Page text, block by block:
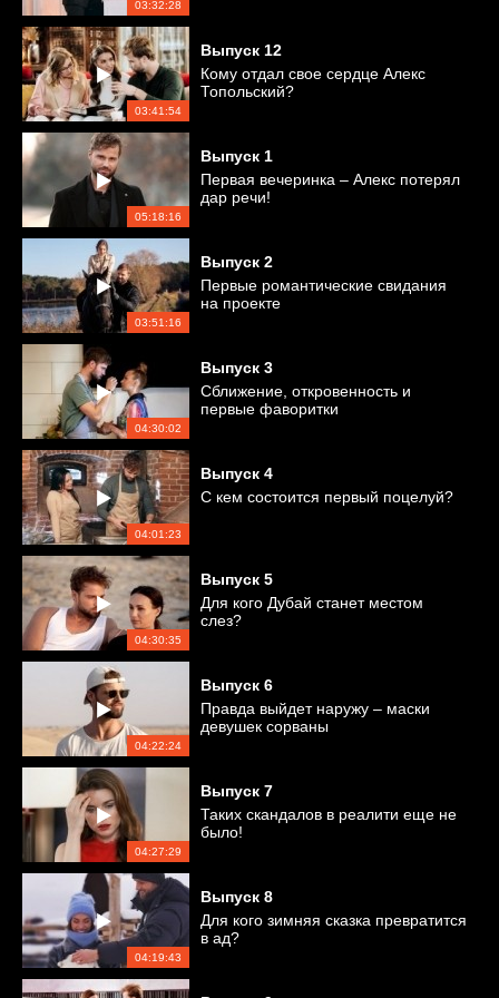
03:32:28
03:41:54
Выпуск 12
Кому отдал свое сердце Алекс
Топольский?
05:18:16
Выпуск 1
Первая вечеринка – Алекс потерял
дар речи!
03:51:16
Выпуск 2
Первые романтические свидания
на проекте
04:30:02
Выпуск 3
Сближение, откровенность и
первые фаворитки
04:01:23
Выпуск 4
С кем состоится первый поцелуй?
04:30:35
Выпуск 5
Для кого Дубай станет местом
слез?
04:22:24
Выпуск 6
Правда выйдет наружу – маски
девушек сорваны
04:27:29
Выпуск 7
Таких скандалов в реалити еще не
было!
04:19:43
Выпуск 8
Для кого зимняя сказка превратится
в ад?